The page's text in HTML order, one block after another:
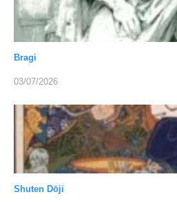
Bragi
03/07/2026
Shuten Dōji